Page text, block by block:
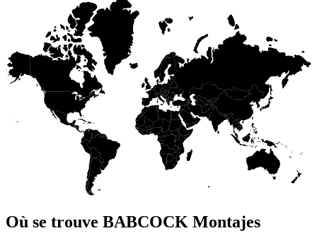
Où se trouve BABCOCK Montajes